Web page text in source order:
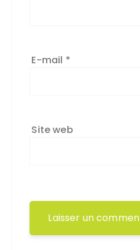
E-mail *
Site web